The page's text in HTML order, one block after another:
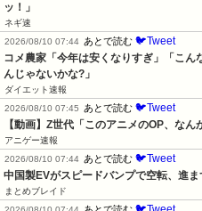
ッ！」
ネギ速
2026/08/10 07:44 あとで読む 🐦Tweet
コメ農家「今年は安くなりすぎ」「こ
んじゃないかな?」
ダイエット速報
2026/08/10 07:45
あとで読む 🐦Tweet
【動画】Z世代「このアニメのOP、な
アニゲー速報
2026/08/10 07:44 あとで読む 🐦Tweet
中国製EVがスピードバンプで空転、進
まとめブレイド